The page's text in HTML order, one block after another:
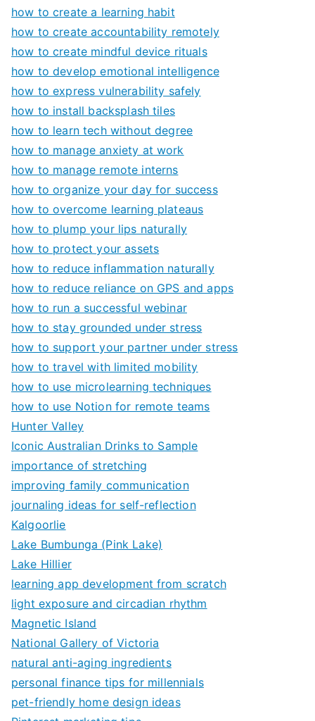
how to create a learning habit
how to create accountability remotely
how to create mindful device rituals
how to develop emotional intelligence
how to express vulnerability safely
how to install backsplash tiles
how to learn tech without degree
how to manage anxiety at work
how to manage remote interns
how to organize your day for success
how to overcome learning plateaus
how to plump your lips naturally
how to protect your assets
how to reduce inflammation naturally
how to reduce reliance on GPS and apps
how to run a successful webinar
how to stay grounded under stress
how to support your partner under stress
how to travel with limited mobility
how to use microlearning techniques
how to use Notion for remote teams
Hunter Valley
Iconic Australian Drinks to Sample
importance of stretching
improving family communication
journaling ideas for self-reflection
Kalgoorlie
Lake Bumbunga (Pink Lake)
Lake Hillier
learning app development from scratch
light exposure and circadian rhythm
Magnetic Island
National Gallery of Victoria
natural anti-aging ingredients
personal finance tips for millennials
pet-friendly home design ideas